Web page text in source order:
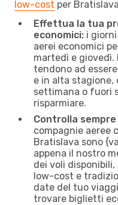
low-cost per
Effettua la tua
economici: i
aerei economici
martedì e
tendono ad
e in alta stagione,
settimana o fuori
risparmiare.
Controlla
compagnie aeree
Bratislava sono
appena il nostro
dei voli
low-cost e
date del tuo
trovare biglietti